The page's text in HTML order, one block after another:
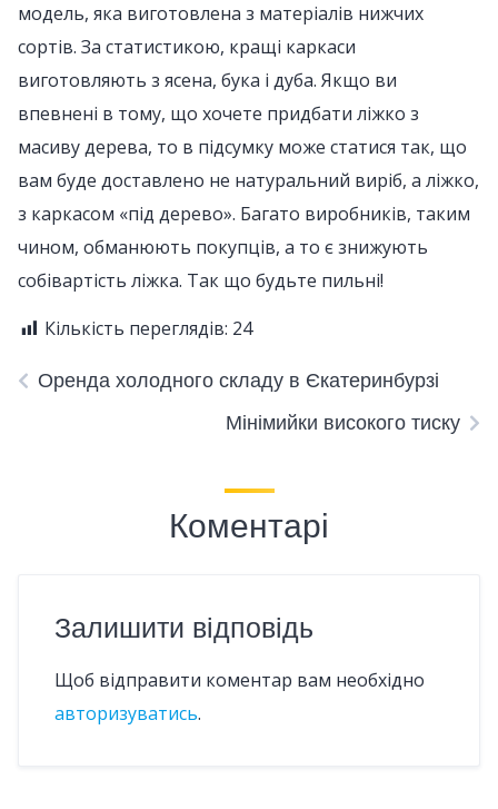
модель, яка виготовлена з матеріалів нижчих
сортів. За статистикою, кращі каркаси
виготовляють з ясена, бука і дуба. Якщо ви
впевнені в тому, що хочете придбати ліжко з
масиву дерева, то в підсумку може статися так, що
вам буде доставлено не натуральний виріб, а ліжко,
з каркасом «під дерево». Багато виробників, таким
чином, обманюють покупців, а то є знижують
собівартість ліжка. Так що будьте пильні!
Кількість переглядів: 24
Оренда холодного складу в Єкатеринбурзі
Мінімийки високого тиску
Коментарі
Залишити відповідь
Щоб відправити коментар вам необхідно
авторизуватись.